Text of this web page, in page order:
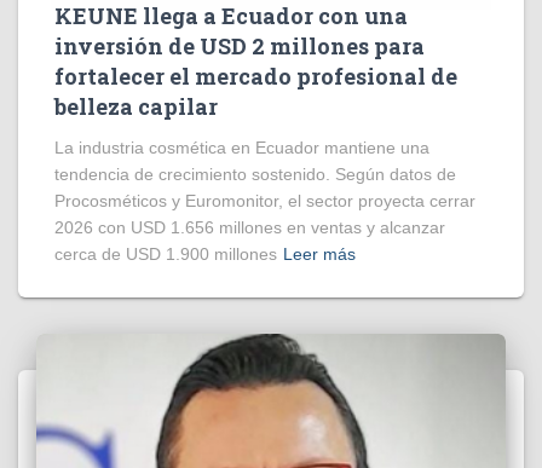
KEUNE llega a Ecuador con una
inversión de USD 2 millones para
fortalecer el mercado profesional de
belleza capilar
La industria cosmética en Ecuador mantiene una
tendencia de crecimiento sostenido. Según datos de
Procosméticos y Euromonitor, el sector proyecta cerrar
2026 con USD 1.656 millones en ventas y alcanzar
cerca de USD 1.900 millones Leer más